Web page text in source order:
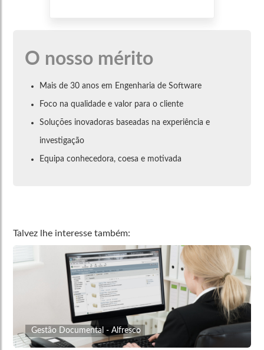
O nosso mérito
Mais de 30 anos em Engenharia de Software
Foco na qualidade e valor para o cliente
Soluções inovadoras baseadas na experiência e
investigação
Equipa conhecedora, coesa e motivada
Talvez lhe interesse também:
Gestão Documental - Alfresco